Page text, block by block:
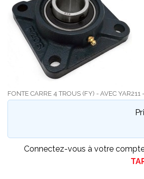
FONTE CARRE 4 TROUS (FY) - AVEC YAR211
Connectez-vous à votre